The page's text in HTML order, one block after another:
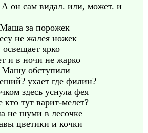
А он сам видал. или, может. и
за порожек
не жалея ножек
ярко
и в ночи не жарко
Машу обступили
ухает где филин?
здесь уснула фея
кто тут варит-мелет?
шуми в лесочке
цветики и кочки